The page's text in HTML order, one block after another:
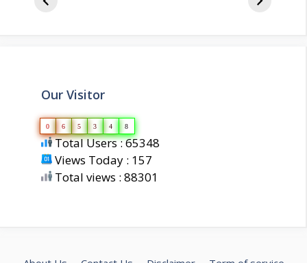
Our Visitor
0 6 5 3 4 8
Total Users : 65348
Views Today : 157
Total views : 88301